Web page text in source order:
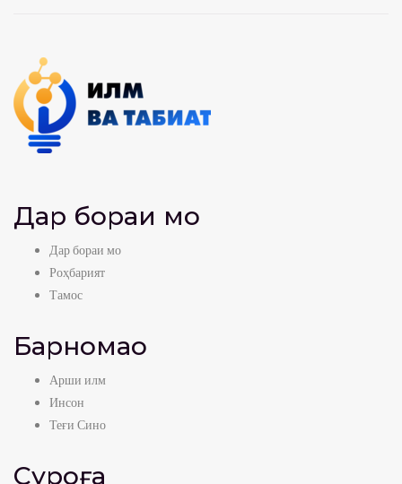
Дар бораи мо
Дар бораи мо
Роҳбарият
Тамос
Барномаҳо
Арши илм
Инсон
Теғи Сино
Суроға